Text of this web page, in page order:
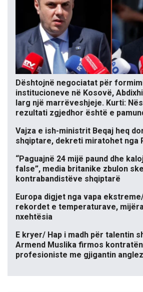
Dështojnë negociatat për
institucioneve në Kosovë,
larg një marrëveshjeje. Kurti:
rezultati zgjedhor është e
Vajza e ish-ministrit Beqaj heq
shqiptare, dekreti miratohet nga
“Paguajnë 24 mijë paund dhe
false”, media britanike zbulon
kontrabandistëve shqiptarë
Europa digjet nga vapa
rekordet e temperaturave,
nxehtësia
E kryer/ Hap i madh për talentin
Armend Muslika firmos
profesioniste me gjigantin anglez